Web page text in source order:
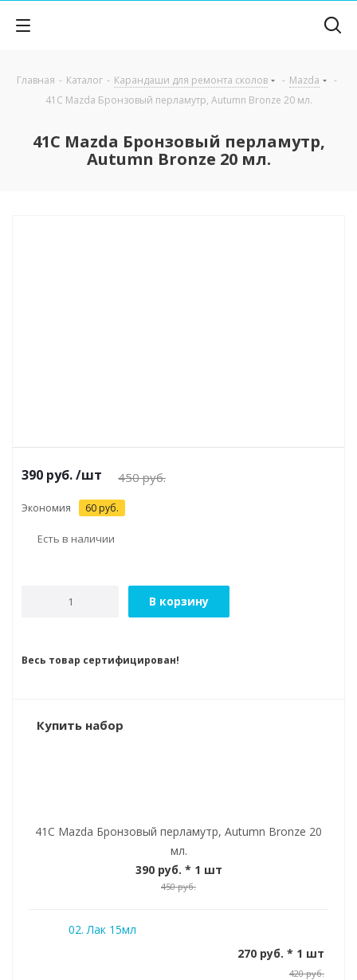
Главная - Каталог - Карандаши для ремонта сколов - Mazda
-
41C Mazda Бронзовый перламутр, Autumn Bronze 20 мл.
41C Mazda Бронзовый перламутр,
Autumn Bronze 20 мл.
390 руб./шт 450руб.
Экономия 60 руб.
Есть в наличии
В корзину
Весь товар сертифицирован!
Купить набор
41C Mazda Бронзовый перламутр, Autumn Bronze 20
мл.
390 руб. * 1 шт
450 руб.
02. Лак 15мл
270 руб. * 1 шт
420 руб.